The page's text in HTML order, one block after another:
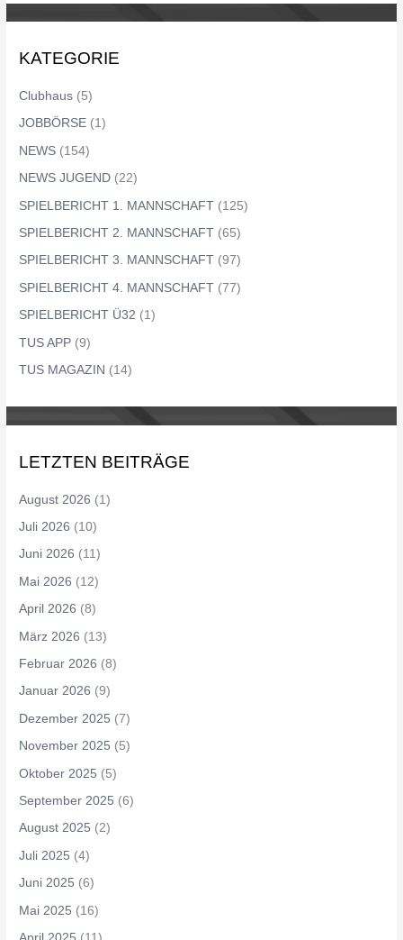
KATEGORIE
Clubhaus (5)
JOBBÖRSE (1)
NEWS (154)
NEWS JUGEND (22)
SPIELBERICHT 1. MANNSCHAFT (125)
SPIELBERICHT 2. MANNSCHAFT (65)
SPIELBERICHT 3. MANNSCHAFT (97)
SPIELBERICHT 4. MANNSCHAFT (77)
SPIELBERICHT Ü32 (1)
TUS APP (9)
TUS MAGAZIN (14)
LETZTEN BEITRÄGE
August 2026 (1)
Juli 2026 (10)
Juni 2026 (11)
Mai 2026 (12)
April 2026 (8)
März 2026 (13)
Februar 2026 (8)
Januar 2026 (9)
Dezember 2025 (7)
November 2025 (5)
Oktober 2025 (5)
September 2025 (6)
August 2025 (2)
Juli 2025 (4)
Juni 2025 (6)
Mai 2025 (16)